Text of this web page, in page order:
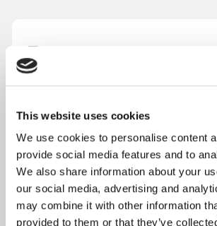
This website uses cookies
We use cookies to personalise content
provide social media features and to
We also share information about your
our social media, advertising and
may combine it with other information
provided to them or that they’ve
Formez-vous
CPF
compte personnel de
notre certification Qualiopi
une formation de qualité
l’Etat !